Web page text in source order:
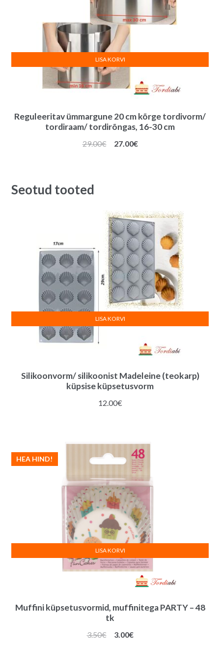
Reguleeritav ümmargune 20 cm kõrge tordivorm/
tordiraam/ tordirõngas, 16-30 cm
29.00€
Algne
27.00€Praegune
LISA KORVI
Seotud tooted
Silikoonvorm/ silikoonist Madeleine (teokarp)
küpsise küpsetusvorm
12.00€
LISA KORVI
Muffini küpsetusvormid, muffinitega PARTY – 48
tk
HEA HIND!
3.50€
Algne
3.00€Praegune
LISA KORVI